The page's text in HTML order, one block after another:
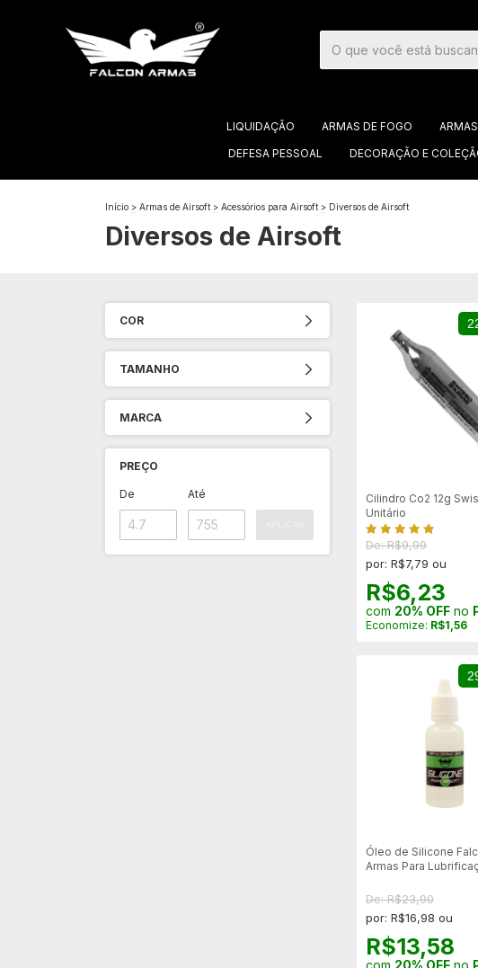
LIQUIDAÇÃO ARMAS DE FOGO
DEFESA PESSOAL
DECORAÇÃO E
Início > Armas de Airsoft > Acessórios para Airsoft > Diversos de Airsoft
Diversos de Airsoft
COR
TAMANHO
MARCA
PREÇO
De Até
Cilindro Co2 12g
Unitário
De: R$9,99
por: R$7,79 ou
R$6,23
com 20% OFF no
Economize: R$1,56
Óleo de Silicone
Armas Para
De: R$23,90
por: R$16,98 ou
R$13,58
com 20% OFF no